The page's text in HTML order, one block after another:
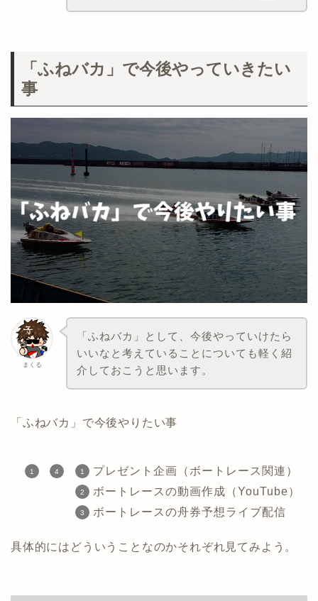
「ふねバカ」で今後やっていきたい
事
まくる
「ふねバカ」として、今後やっていけたら
いいなと考えていることについても軽く紹
介しておこうと思います。
「ふねバカ」で今後やりたい事
プレゼント企画（ボートレース関連）
ボートレースの動画作成（YouTube）
ボートレースの舟券予想ライブ配信
具体的にはどういうことなのかそれぞれ見てみよう。